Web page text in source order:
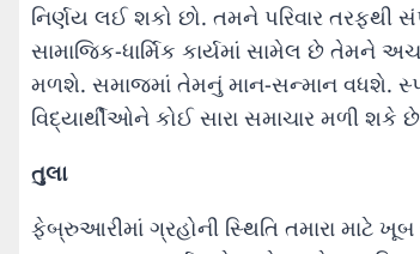
નિર્ણય લઈ શકો છો. તમને પરિવાર
સામાજિક-ધાર્મિક કાર્યમાં સામેલ છે તેમને
મળશે. સમાજમાં તેમનું માન-સન્માન વધશે.
વિદ્યાર્થીઓને કોઈ સારા સમાચાર મળી શકે
તુલા
ફેબ્રુઆરીમાં ગ્રહોની સ્થિતિ તમારા માટે